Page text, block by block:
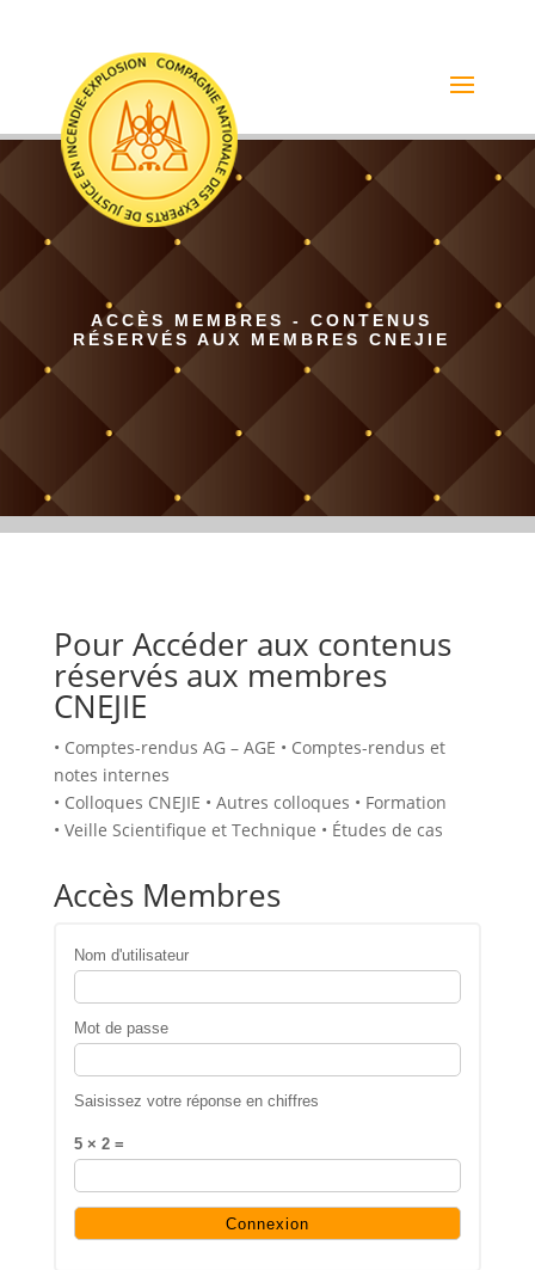
ACCÈS MEMBRES - CONTENUS
RÉSERVÉS AUX MEMBRES CNEJIE
Pour Accéder aux contenus
réservés aux membres
CNEJIE
• Comptes-rendus AG – AGE • Comptes-rendus et
notes internes
• Colloques CNEJIE • Autres colloques • Formation
• Veille Scientifique et Technique • Études de cas
Accès Membres
Nom d'utilisateur
Mot de passe
Saisissez votre réponse en chiffres
5 × 2 =